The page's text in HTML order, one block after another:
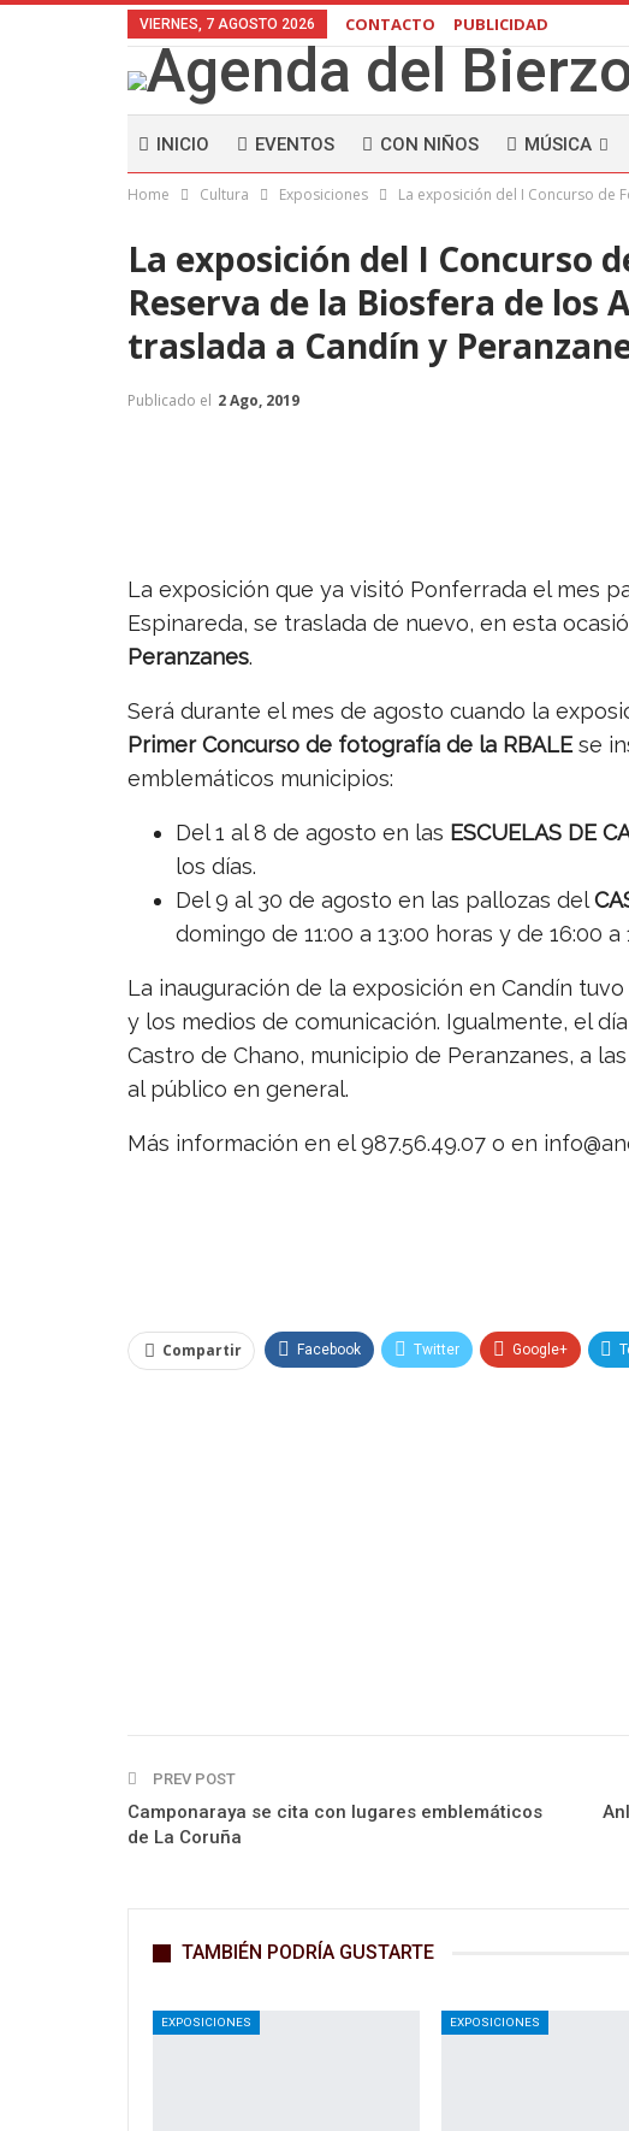
VIERNES, 7 AGOSTO 2026 CONTACTO PUBLICIDAD
INICIO EVENTOS CON NIÑOS MÚSICA
Home Cultura Exposiciones La exposición del I Concurso de
La exposición del I Concurso
Reserva de la Biosfera de los
traslada a Candín y
Publicado el 2 Ago, 2019
La exposición que ya visitó Ponferrada el mes
Espinareda, se traslada de nuevo, en esta
Peranzanes.
Será durante el mes de agosto cuando la
Primer Concurso de fotografía de la RBALE se
emblemáticos municipios:
Del 1 al 8 de agosto en las ESCUELAS DE
los días.
Del 9 al 30 de agosto en las pallozas del
domingo de 11:00 a 13:00 horas y de 16:00 a
La inauguración de la exposición en Candín
y los medios de comunicación. Igualmente, el
Castro de Chano, municipio de Peranzanes, a
al público en general.
Más información en el 987.56.49.07 o en
Compartir Facebook Twitter Google+
PREV POST
Camponaraya se cita con lugares emblemáticos
de La Coruña
TAMBIÉN PODRÍA GUSTARTE
EXPOSICIONES EXPOSICIONES